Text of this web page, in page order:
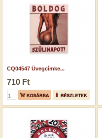
CQ04547 Üvegcímke...
710 Ft